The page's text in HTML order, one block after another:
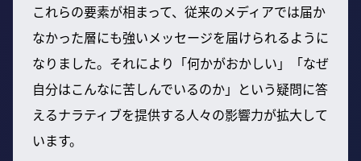
これらの要素が相まって、従来のメディアでは届か
なかった層にも強いメッセージを届けられるように
なりました。それにより「何かがおかしい」「なぜ
自分はこんなに苦しんでいるのか」という疑問に答
えるナラティブを提供する人々の影響力が拡大して
います。